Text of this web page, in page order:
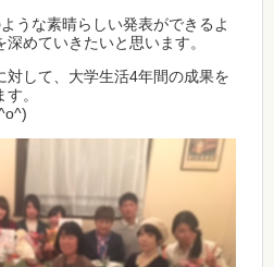
うな素晴らしい発表ができるよ
めていきたいと思います。
対して、大学生活4年間の成果を
。